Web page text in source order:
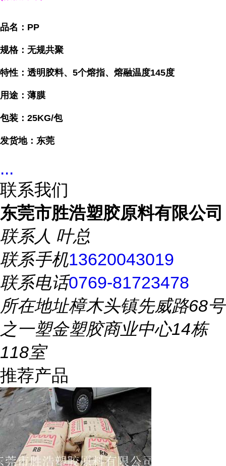
品名：PP
规格：无规共聚
特性：透明胶料、5个熔指、熔融温度145度
用途：薄膜
包装：25KG/包
发货地：东莞
...
联系我们
东莞市胜浩塑胶原料有限公司
联系人 叶总
联系手机13620043019
联系电话0769-81723478
所在地址樟木头镇先威路68号
之一塑金塑胶商业中心14栋
118室
推荐产品